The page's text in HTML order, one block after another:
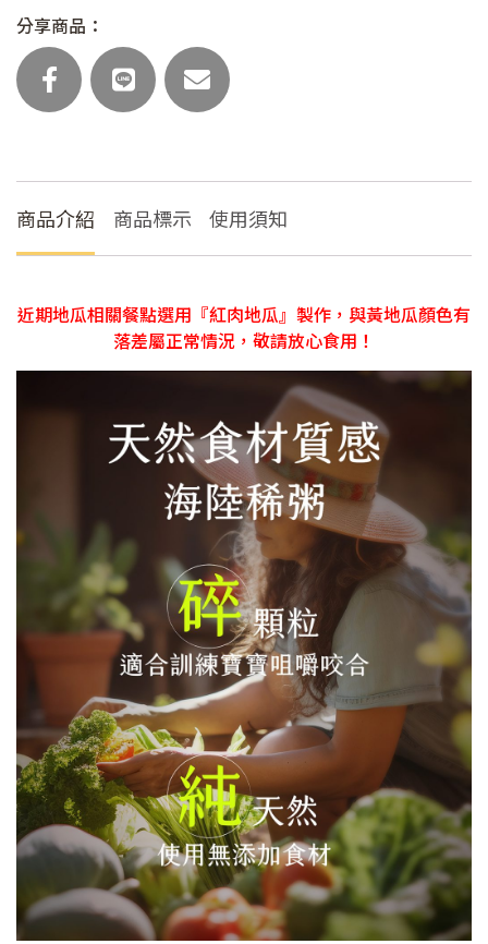
肉
稀
粥
(主
量
分享商品：
商品介紹 商品標示 使用須知
近期地瓜相關餐點選用『紅肉地瓜』製作，與黃地瓜顏色有
落差屬正常情況，敬請放心食用！